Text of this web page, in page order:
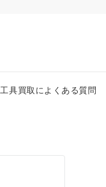
工具買取によくある質問